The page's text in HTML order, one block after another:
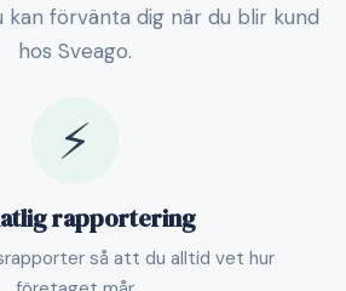
kan förvänta dig när du blir kund
hos Sveago.
⚡
rapportering
så att du alltid vet hur